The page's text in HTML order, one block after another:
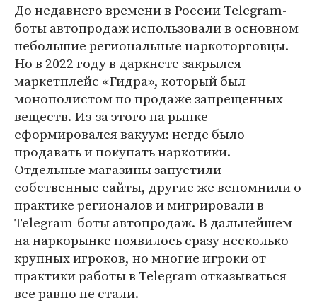
До недавнего времени в России Telegram-
боты автопродаж использовали в основном
небольшие региональные наркоторговцы.
Но в 2022 году в даркнете закрылся
маркетплейс «Гидра», который был
монополистом по продаже запрещенных
веществ. Из-за этого на рынке
сформировался вакуум: негде было
продавать и покупать наркотики.
Отдельные магазины запустили
собственные сайты, другие же вспомнили о
практике регионалов и мигрировали в
Telegram-боты автопродаж. В дальнейшем
на наркорынке появилось сразу несколько
крупных игроков, но многие игроки от
практики работы в Telegram отказываться
все равно не стали.